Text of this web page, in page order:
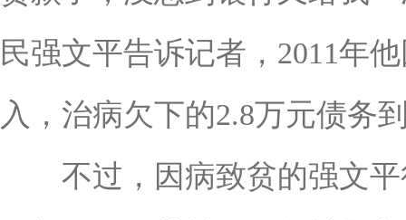
民强文平告诉记者，2011年
入，治病欠下的2.8万元债务
不过，因病致贫的强文平